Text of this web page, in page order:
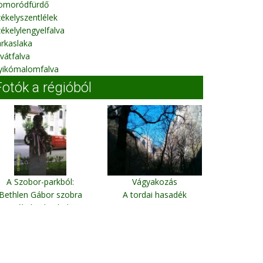
a régióból
A Szobor-parkból:
Bethlen Gábor szobra
Székelyudvarhely
Vágyakozás
A tordai hasadék